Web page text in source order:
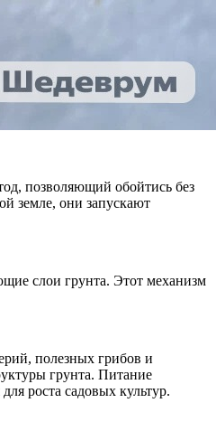
позволяющий обойтись без
земле, они запускают
слои грунта. Этот механизм
полезных грибов и
грунта. Питание
роста садовых культур.